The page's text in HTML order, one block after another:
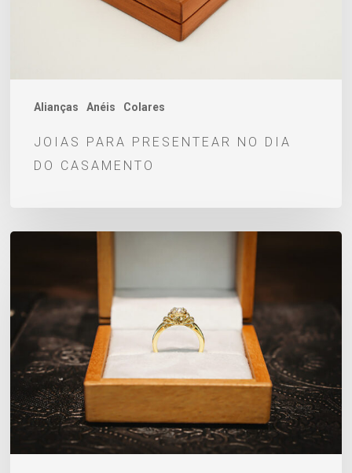
Alianças Anéis Colares
JOIAS PARA PRESENTEAR NO DIA
DO CASAMENTO
o
Dia
Namorados:
presentes
que
contam